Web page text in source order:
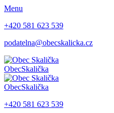
Menu
+420 581 623 539
podatelna@obecskalicka.cz
ObecSkalička
ObecSkalička
+420 581 623 539